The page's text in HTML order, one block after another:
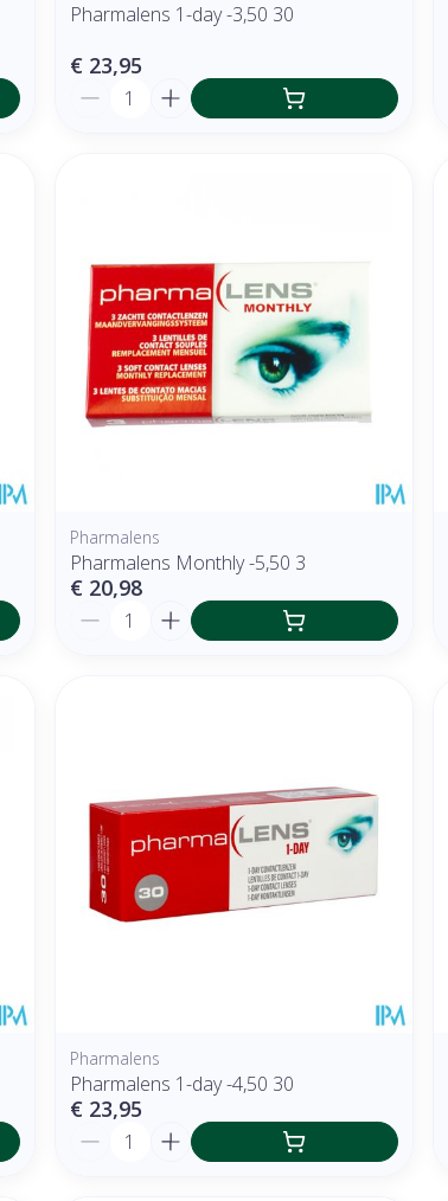
Pharmalens 1-day -3,50 30
€ 23,95
Aantal
Pharmalens
Pharmalens Monthly -5,50 3
€ 20,98
Aantal
Pharmalens
Pharmalens 1-day -4,50 30
€ 23,95
Aantal